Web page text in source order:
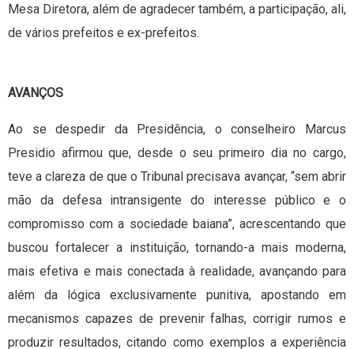
Mesa Diretora, além de agradecer também, a participação, ali,
de vários prefeitos e ex-prefeitos.
AVANÇOS
Ao se despedir da Presidência, o conselheiro Marcus
Presidio afirmou que, desde o seu primeiro dia no cargo,
teve a clareza de que o Tribunal precisava avançar, “sem abrir
mão da defesa intransigente do interesse público e o
compromisso com a sociedade baiana”, acrescentando que
buscou fortalecer a instituição, tornando-a mais moderna,
mais efetiva e mais conectada à realidade, avançando para
além da lógica exclusivamente punitiva, apostando em
mecanismos capazes de prevenir falhas, corrigir rumos e
produzir resultados, citando como exemplos a experiência